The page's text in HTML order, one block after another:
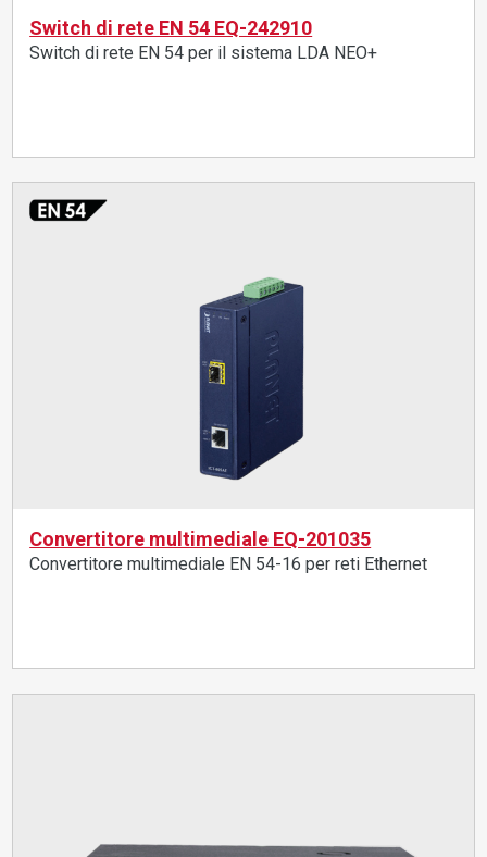
Switch di rete EN 54 EQ-242910
Switch di rete EN 54 per il sistema LDA NEO+
Convertitore multimediale EQ-201035
Convertitore multimediale EN 54-16 per reti Ethernet